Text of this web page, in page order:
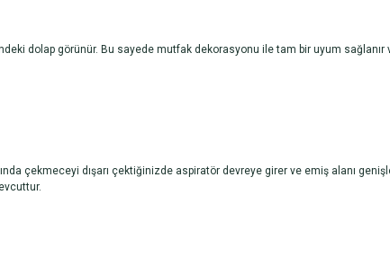
dolap görünür. Bu sayede mutfak dekorasyonu ile tam bir uyum
çekmeceyi dışarı çektiğinizde aspiratör devreye girer ve emiş alanı